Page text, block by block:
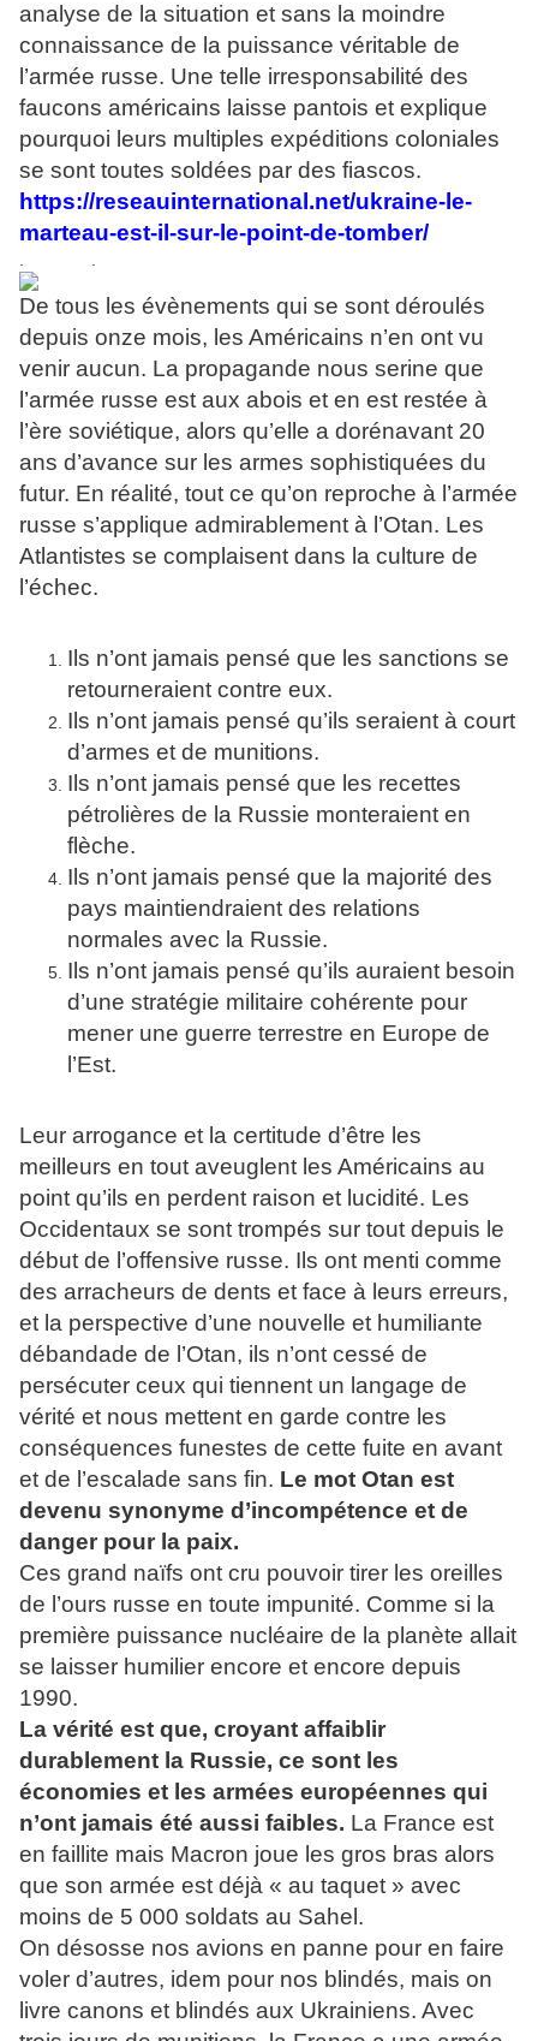
analyse de la situation et sans la moindre
connaissance de la puissance véritable de
l’armée russe. Une telle irresponsabilité des
faucons américains laisse pantois et explique
pourquoi leurs multiples expéditions coloniales
se sont toutes soldées par des fiascos.
https://reseauinternational.net/ukraine-le-
marteau-est-il-sur-le-point-de-tomber/
De tous les évènements qui se sont déroulés
depuis onze mois, les Américains n’en ont vu
venir aucun. La propagande nous serine que
l’armée russe est aux abois et en est restée à
l’ère soviétique, alors qu’elle a dorénavant 20
ans d’avance sur les armes sophistiquées du
futur. En réalité, tout ce qu’on reproche à l’armée
russe s’applique admirablement à l’Otan. Les
Atlantistes se complaisent dans la culture de
l’échec.
Ils n’ont jamais pensé que les sanctions se
retourneraient contre eux.
Ils n’ont jamais pensé qu’ils seraient à court
d’armes et de munitions.
Ils n’ont jamais pensé que les recettes
pétrolières de la Russie monteraient en
flèche.
Ils n’ont jamais pensé que la majorité des
pays maintiendraient des relations
normales avec la Russie.
Ils n’ont jamais pensé qu’ils auraient besoin
d’une stratégie militaire cohérente pour
mener une guerre terrestre en Europe de
l’Est.
Leur arrogance et la certitude d’être les
meilleurs en tout aveuglent les Américains au
point qu’ils en perdent raison et lucidité. Les
Occidentaux se sont trompés sur tout depuis le
début de l’offensive russe. Ils ont menti comme
des arracheurs de dents et face à leurs erreurs,
et la perspective d’une nouvelle et humiliante
débandade de l’Otan, ils n’ont cessé de
persécuter ceux qui tiennent un langage de
vérité et nous mettent en garde contre les
conséquences funestes de cette fuite en avant
et de l’escalade sans fin. Le mot Otan est
devenu synonyme d’incompétence et de
danger pour la paix.
Ces grand naïfs ont cru pouvoir tirer les oreilles
de l’ours russe en toute impunité. Comme si la
première puissance nucléaire de la planète allait
se laisser humilier encore et encore depuis
1990.
La vérité est que, croyant affaiblir
durablement la Russie, ce sont les
économies et les armées européennes qui
n’ont jamais été aussi faibles. La France est
en faillite mais Macron joue les gros bras alors
que son armée est déjà « au taquet » avec
moins de 5 000 soldats au Sahel.
On désosse nos avions en panne pour en faire
voler d’autres, idem pour nos blindés, mais on
livre canons et blindés aux Ukrainiens. Avec